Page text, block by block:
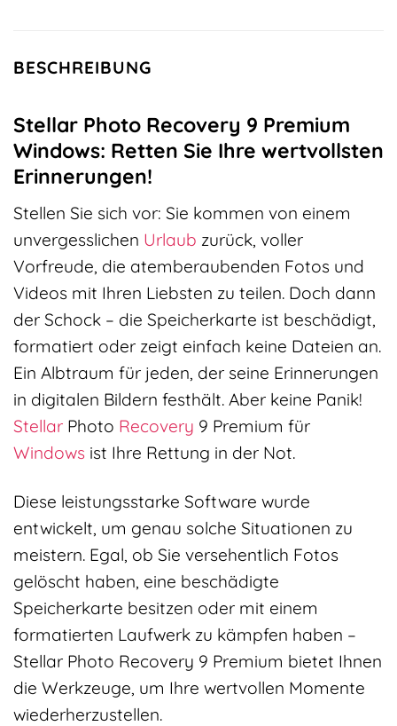
BESCHREIBUNG
Stellar Photo Recovery 9 Premium
Windows: Retten Sie Ihre wertvollsten
Erinnerungen!
Stellen Sie sich vor: Sie kommen von einem
unvergesslichen Urlaub zurück, voller
Vorfreude, die atemberaubenden Fotos und
Videos mit Ihren Liebsten zu teilen. Doch dann
der Schock – die Speicherkarte ist beschädigt,
formatiert oder zeigt einfach keine Dateien an.
Ein Albtraum für jeden, der seine Erinnerungen
in digitalen Bildern festhält. Aber keine Panik!
Stellar Photo Recovery 9 Premium für
Windows ist Ihre Rettung in der Not.
Diese leistungsstarke Software wurde
entwickelt, um genau solche Situationen zu
meistern. Egal, ob Sie versehentlich Fotos
gelöscht haben, eine beschädigte
Speicherkarte besitzen oder mit einem
formatierten Laufwerk zu kämpfen haben –
Stellar Photo Recovery 9 Premium bietet Ihnen
die Werkzeuge, um Ihre wertvollen Momente
wiederherzustellen.